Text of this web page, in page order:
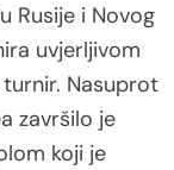
Rusije i Novog
uvjerljivom
Nasuprot
završilo je
koji je